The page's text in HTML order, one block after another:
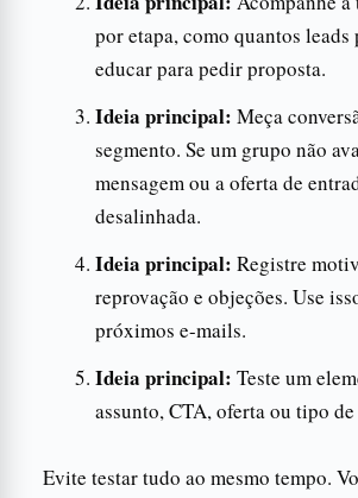
por etapa, como quantos leads
educar para pedir proposta.
Ideia principal: Meça
segmento. Se um grupo não
mensagem ou a oferta de
desalinhada.
Ideia principal: Registre
reprovação e objeções. Use
próximos e-mails.
Ideia principal: Teste um
assunto, CTA, oferta ou tipo
Evite testar tudo ao mesmo tempo.